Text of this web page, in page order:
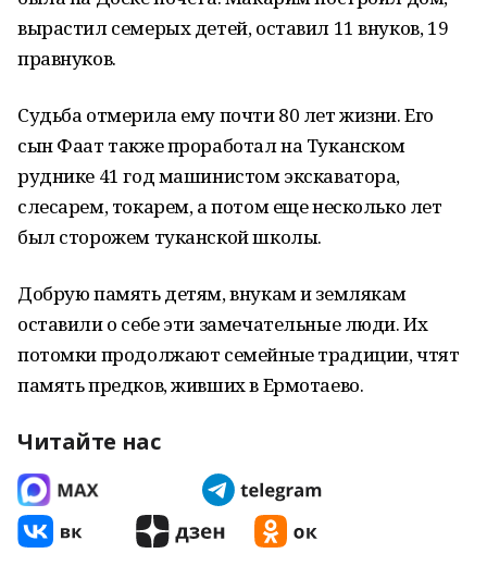
вырастил семерых детей, оставил 11 внуков, 19
правнуков.
Судьба отмерила ему почти 80 лет жизни. Его
сын Фаат также проработал на Туканском
руднике 41 год машинистом экскаватора,
слесарем, токарем, а потом еще несколько лет
был сторожем туканской школы.
Добрую память детям, внукам и землякам
оставили о себе эти замечательные люди. Их
потомки продолжают семейные традиции, чтят
память предков, живших в Ермотаево.
Читайте нас